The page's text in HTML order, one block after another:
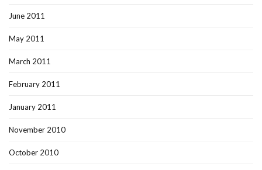
June 2011
May 2011
March 2011
February 2011
January 2011
November 2010
October 2010